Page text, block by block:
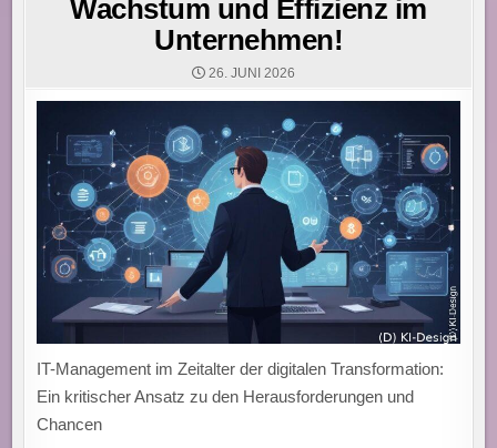
Wachstum und Effizienz im
Unternehmen!
26. JUNI 2026
IT-Management im Zeitalter der digitalen Transformation:
Ein kritischer Ansatz zu den Herausforderungen und
Chancen